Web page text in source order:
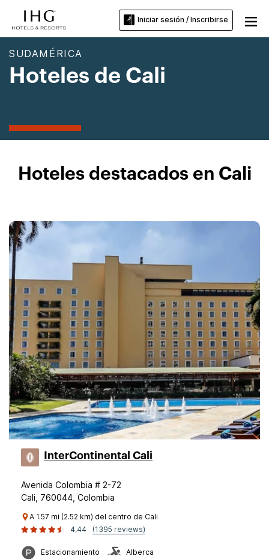
Iniciar sesión / Inscribirse
SUDAMÉRICA
Hoteles de Cali
Hoteles destacados en Cali
InterContinental Cali
Avenida Colombia # 2-72
Cali, 760044, Colombia
A 1.57 mi (2.52 km) del centro de Cali
4,44
(1395 reviews)
Estacionamiento Alberca